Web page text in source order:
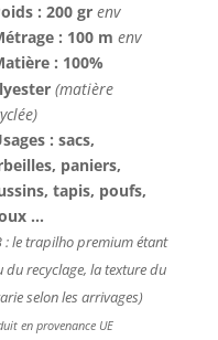
: 200 grenv
: 100 menv
: 100%
(matière
: sacs,
paniers,
tapis, poufs,
…
: le trapilho premium étant
du recyclage, la texture du
selon les arrivages)
en provenance UE